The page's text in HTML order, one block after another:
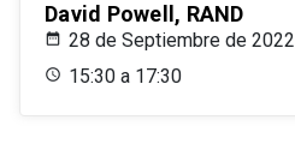
David Powell, RAND
28 de Septiembre de 2022
15:30 a 17:30